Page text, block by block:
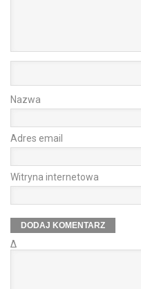
Nazwa
Adres email
Witryna internetowa
Δ